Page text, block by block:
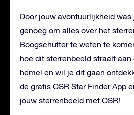
Door jouw avontuurlijkheid
genoeg om alles over het
Boogschutter te weten te
hoe dit sterrenbeeld straalt
hemel en wil je dit gaan
de gratis OSR Star Finder App
jouw sterrenbeeld met OSR!